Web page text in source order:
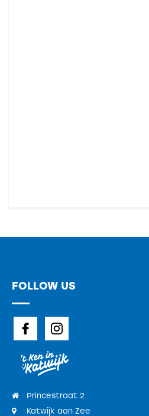
FOLLOW US
Princestraat 2
Katwijk aan Zee